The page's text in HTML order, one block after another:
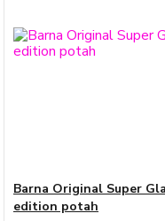
Barna Original Super
edition potah